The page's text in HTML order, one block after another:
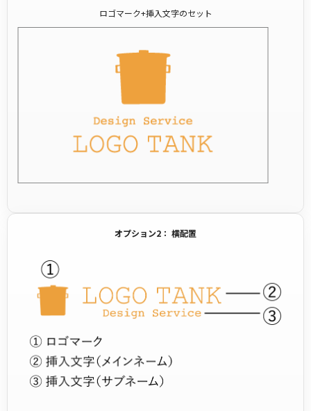
ロゴマーク+挿入文字のセット
オプション2： 横配置